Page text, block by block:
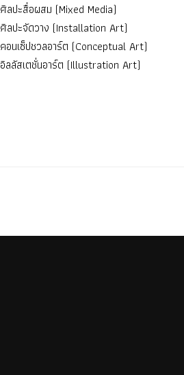
ศิลปะสื่อผสม (Mixed Media)
ศิลปะจัดวาง (Installation Art)
คอนเซ็ปชวลอาร์ต (Conceptual Art)
อิลลัสเตชั่นอาร์ต (Illustration Art)